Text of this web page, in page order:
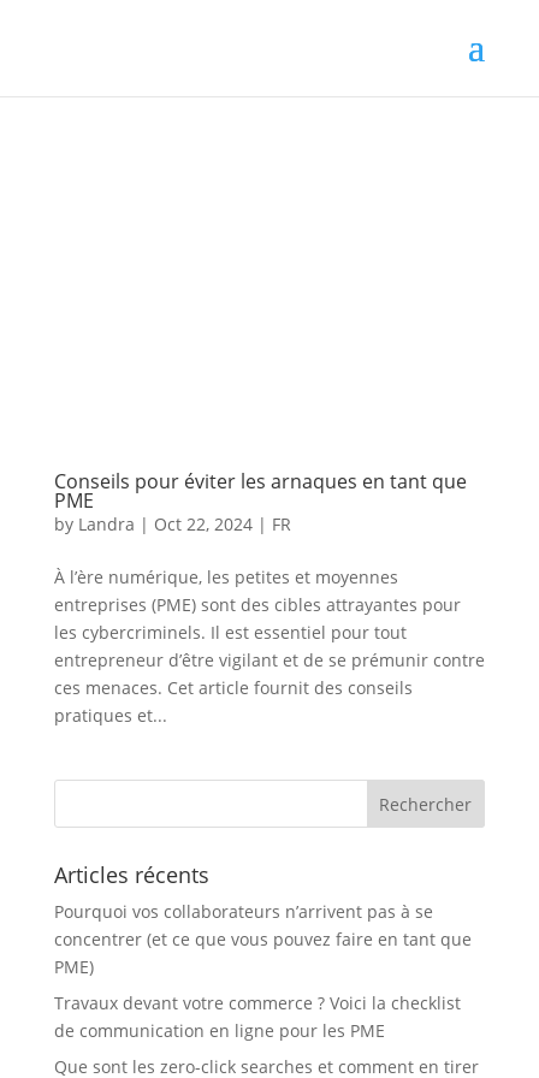
Conseils pour éviter les arnaques en tant que
PME
by Landra | Oct 22, 2024| FR
À l’ère numérique, les petites et moyennes
entreprises (PME) sont des cibles attrayantes pour
les cybercriminels. Il est essentiel pour tout
entrepreneur d’être vigilant et de se prémunir contre
ces menaces. Cet article fournit des conseils
pratiques et...
Articles récents
Pourquoi vos collaborateurs n’arrivent pas à se
concentrer (et ce que vous pouvez faire en tant que
PME)
Travaux devant votre commerce ? Voici la checklist
de communication en ligne pour les PME
Que sont les zero-click searches et comment en tirer